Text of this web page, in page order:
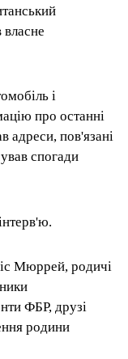
власне
і
про останні
адреси, пов'язані
спогади
Мюррей, родичі
ФБР, друзі
родини